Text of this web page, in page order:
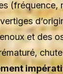
(fréquence,
et des